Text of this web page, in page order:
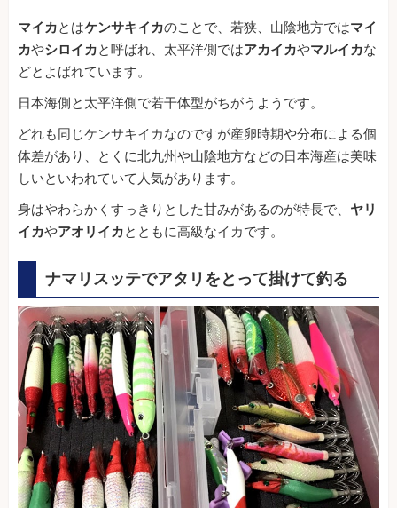
マイカとはケンサキイカのことで、若狭、山陰地方ではマイ
カやシロイカと呼ばれ、太平洋側ではアカイカやマルイカな
どとよばれています。
日本海側と太平洋側で若干体型がちがうようです。
どれも同じケンサキイカなのですが産卵時期や分布による個
体差があり、とくに北九州や山陰地方などの日本海産は美味
しいといわれていて人気があります。
身はやわらかくすっきりとした甘みがあるのが特長で、 ヤリ
イカやアオリイカとともに高級なイカです。
ナマリスッテでアタリをとって掛けて釣る